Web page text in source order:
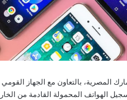
المصرية، بالتعاون مع الجهاز القومي
الهواتف المحمولة القادمة من